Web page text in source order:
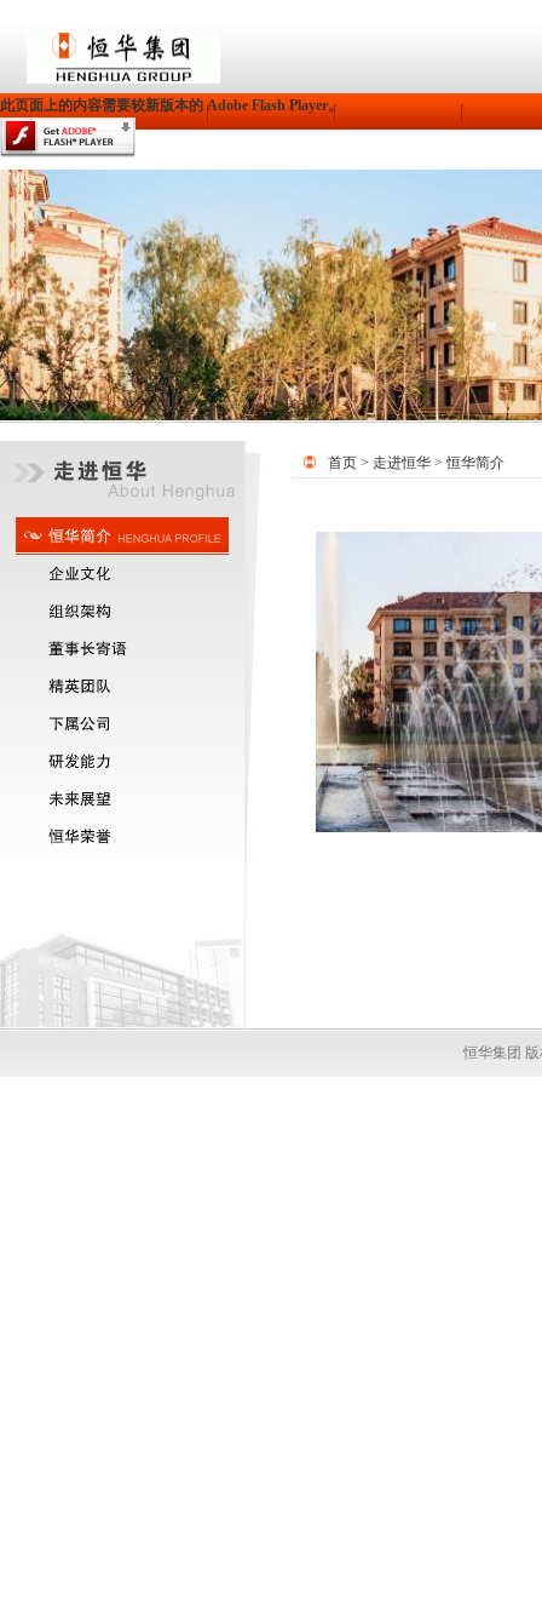
此页面上的内容需要较新版本的 Adobe Flash Player。
首页 > 走进恒华 > 恒华简介
恒华集团 版